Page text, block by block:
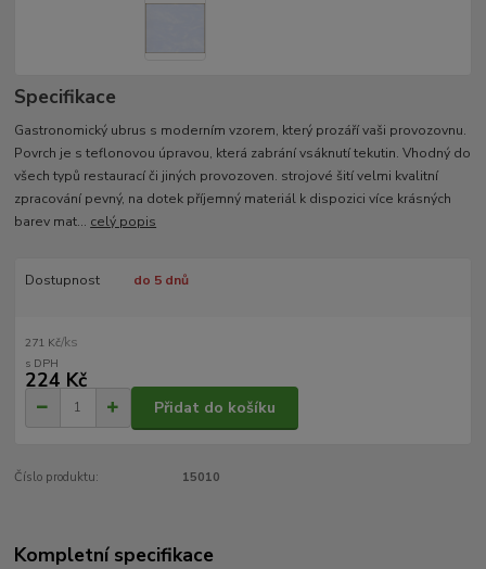
Specifikace
Gastronomický ubrus s moderním vzorem, který prozáří vaši provozovnu.
Povrch je s teflonovou úpravou, která zabrání vsáknutí tekutin. Vhodný do
všech typů restaurací či jiných provozoven. strojové šití velmi kvalitní
zpracování pevný, na dotek příjemný materiál k dispozici více krásných
barev mat... celý popis
Dostupnost do 5 dnů
271 Kč/ks
224 Kč
Přidat do košíku
Číslo produktu: 15010
Kompletní specifikace